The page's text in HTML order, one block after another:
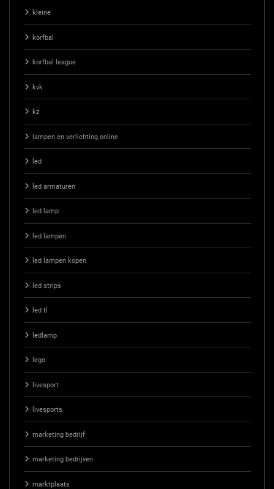
kleine
korfbal
korfbal league
kvk
kz
lampen en verlichting online
led
led armaturen
led lamp
led lampen
led lampen kopen
led strips
led tl
ledlamp
lego
livesport
livesports
marketing bedrijf
marketing bedrijven
marktplaats